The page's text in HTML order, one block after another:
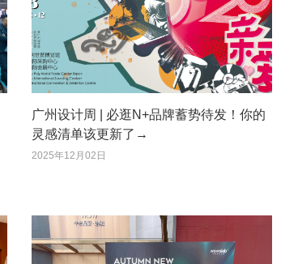
广州设计周 | 必逛N+品牌蓄势待发！你的
灵感清单该更新了→
2025年12月02日